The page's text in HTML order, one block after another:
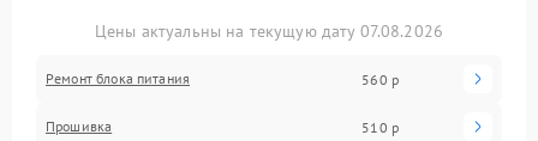
Цены актуальны на текущую дату 07.08.2026
Ремонт блока питания 560 р
Прошивка 510 р